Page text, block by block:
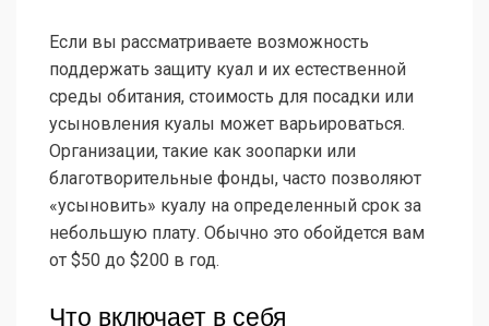
Если вы рассматриваете возможность
поддержать защиту куал и их естественной
среды обитания, стоимость для посадки или
усыновления куалы может варьироваться.
Организации, такие как зоопарки или
благотворительные фонды, часто позволяют
«усыновить» куалу на определенный срок за
небольшую плату. Обычно это обойдется вам
от $50 до $200 в год.
Что включает в себя